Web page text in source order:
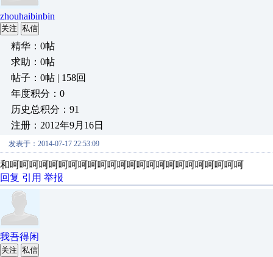
zhouhaibinbin
关注 私信
精华：0帖
求助：0帖
帖子：0帖 | 158回
年度积分：0
历史总积分：91
注册：2012年9月16日
发表于：2014-07-17 22:53:09
和呵呵呵呵呵呵呵呵呵呵呵呵呵呵呵呵呵呵呵呵呵呵呵呵
回复 引用 举报
我吾得闲
关注 私信